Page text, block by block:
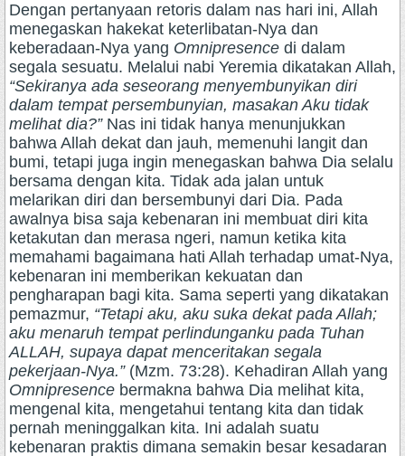
Dengan pertanyaan retoris dalam nas hari ini, Allah
menegaskan hakekat keterlibatan-Nya dan
keberadaan-Nya yang Omnipresence di dalam
segala sesuatu. Melalui nabi Yeremia dikatakan Allah,
“Sekiranya ada seseorang menyembunyikan diri
dalam tempat persembunyian, masakan Aku tidak
melihat dia?”Nas ini tidak hanya menunjukkan
bahwa Allah dekat dan jauh, memenuhi langit dan
bumi, tetapi juga ingin menegaskan bahwa Dia selalu
bersama dengan kita. Tidak ada jalan untuk
melarikan diri dan bersembunyi dari Dia. Pada
awalnya bisa saja kebenaran ini membuat diri kita
ketakutan dan merasa ngeri, namun ketika kita
memahami bagaimana hati Allah terhadap umat-Nya,
kebenaran ini memberikan kekuatan dan
pengharapan bagi kita. Sama seperti yang dikatakan
pemazmur, “Tetapi aku, aku suka dekat pada Allah;
aku menaruh tempat perlindunganku pada Tuhan
ALLAH, supaya dapat menceritakan segala
pekerjaan-Nya.”(Mzm. 73:28). Kehadiran Allah yang
Omnipresence bermakna bahwa Dia melihat kita,
mengenal kita, mengetahui tentang kita dan tidak
pernah meninggalkan kita. Ini adalah suatu
kebenaran praktis dimana semakin besar kesadaran